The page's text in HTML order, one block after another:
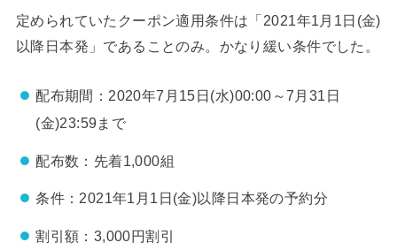
定められていたクーポン適用条件は「2021年1月1日(金)
以降日本発」であることのみ。かなり緩い条件でした。
配布期間：2020年7月15日(水)00:00～7月31日
(金)23:59まで
配布数：先着1,000組
条件：2021年1月1日(金)以降日本発の予約分
割引額：3,000円割引